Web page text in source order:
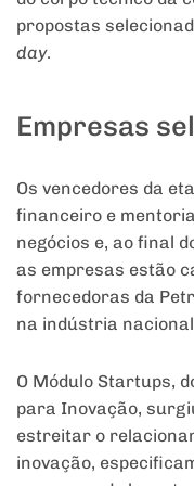
propostas
day.
Empresas
Os vencedores da
financeiro e
negócios e, ao final
as empresas estão
fornecedoras da
na indústria
O Módulo Startups,
para Inovação,
estreitar o
inovação,